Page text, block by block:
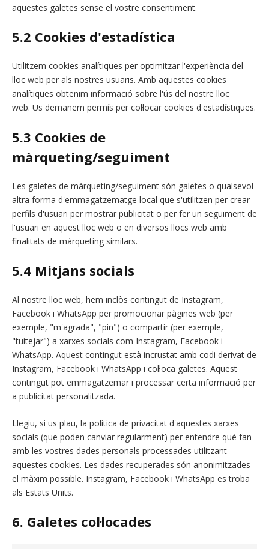
aquestes galetes sense el vostre consentiment.
5.2 Cookies d'estadística
Utilitzem cookies analítiques per optimitzar l'experiència del
lloc web per als nostres usuaris. Amb aquestes cookies
analítiques obtenim informació sobre l'ús del nostre lloc
web. Us demanem permís per col·locar cookies d'estadístiques.
5.3 Cookies de
màrqueting/seguiment
Les galetes de màrqueting/seguiment són galetes o qualsevol
altra forma d'emmagatzematge local que s'utilitzen per crear
perfils d'usuari per mostrar publicitat o per fer un seguiment de
l'usuari en aquest lloc web o en diversos llocs web amb
finalitats de màrqueting similars.
5.4 Mitjans socials
Al nostre lloc web, hem inclòs contingut de Instagram,
Facebook i WhatsApp per promocionar pàgines web (per
exemple, "m'agrada", "pin") o compartir (per exemple,
"tuitejar") a xarxes socials com Instagram, Facebook i
WhatsApp. Aquest contingut està incrustat amb codi derivat de
Instagram, Facebook i WhatsApp i col·loca galetes. Aquest
contingut pot emmagatzemar i processar certa informació per
a publicitat personalitzada.
Llegiu, si us plau, la política de privacitat d'aquestes xarxes
socials (que poden canviar regularment) per entendre què fan
amb les vostres dades personals processades utilitzant
aquestes cookies. Les dades recuperades són anonimitzades
el màxim possible. Instagram, Facebook i WhatsApp es troba
als Estats Units.
6. Galetes col·locades